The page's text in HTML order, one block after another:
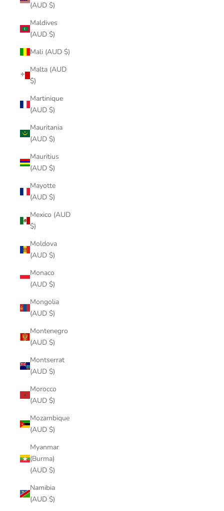
(AUD $)
Maldives
(AUD $)
Mali (AUD $)
Malta (AUD
$)
Martinique
(AUD $)
Mauritania
(AUD $)
Mauritius
(AUD $)
Mayotte
(AUD $)
Mexico (AUD
$)
Moldova
(AUD $)
Monaco
(AUD $)
Mongolia
(AUD $)
Montenegro
(AUD $)
Montserrat
(AUD $)
Morocco
(AUD $)
Mozambique
(AUD $)
Myanmar
(Burma)
(AUD $)
Namibia
(AUD $)